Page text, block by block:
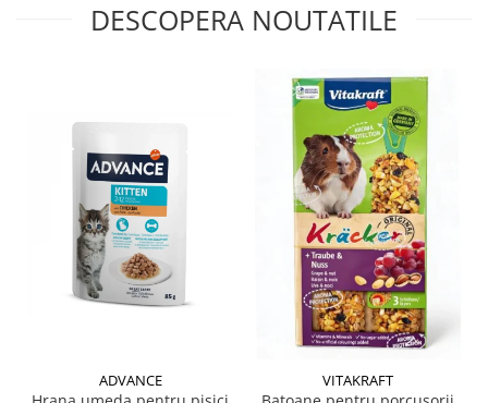
DESCOPERA NOUTATILE
ADVANCE VITAKRAFT